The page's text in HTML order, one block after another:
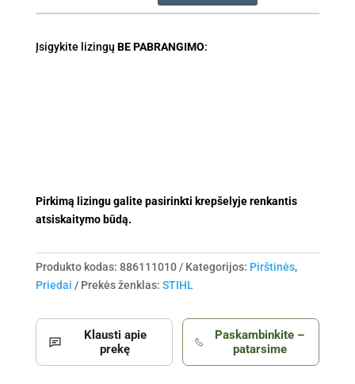
Pirštinės
DuroGrip"
Įsigykite lizingų BE PABRANGIMO:
Pirkimą lizingu galite pasirinkti krepšelyje renkantis
atsiskaitymo būdą.
Produkto kodas: 886111010 Kategorijos: Pirštinės,
Priedai
Prekės ženklas: STIHL
Klausti apie
prekę
Paskambinkite –
patarsime